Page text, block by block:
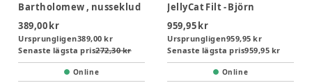
Bartholomew , nusseklud
389,00 kr
Ursprungligen389,00 kr
Senaste lägsta pris272,30 kr
Online
JellyCat Filt - Björn
959,95 kr
Ursprungligen959,95 kr
Senaste lägsta pris959,95 kr
Online